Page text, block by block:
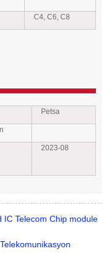
C4, C6, C8
Petsa
2023-08
IC Telecom Chip module